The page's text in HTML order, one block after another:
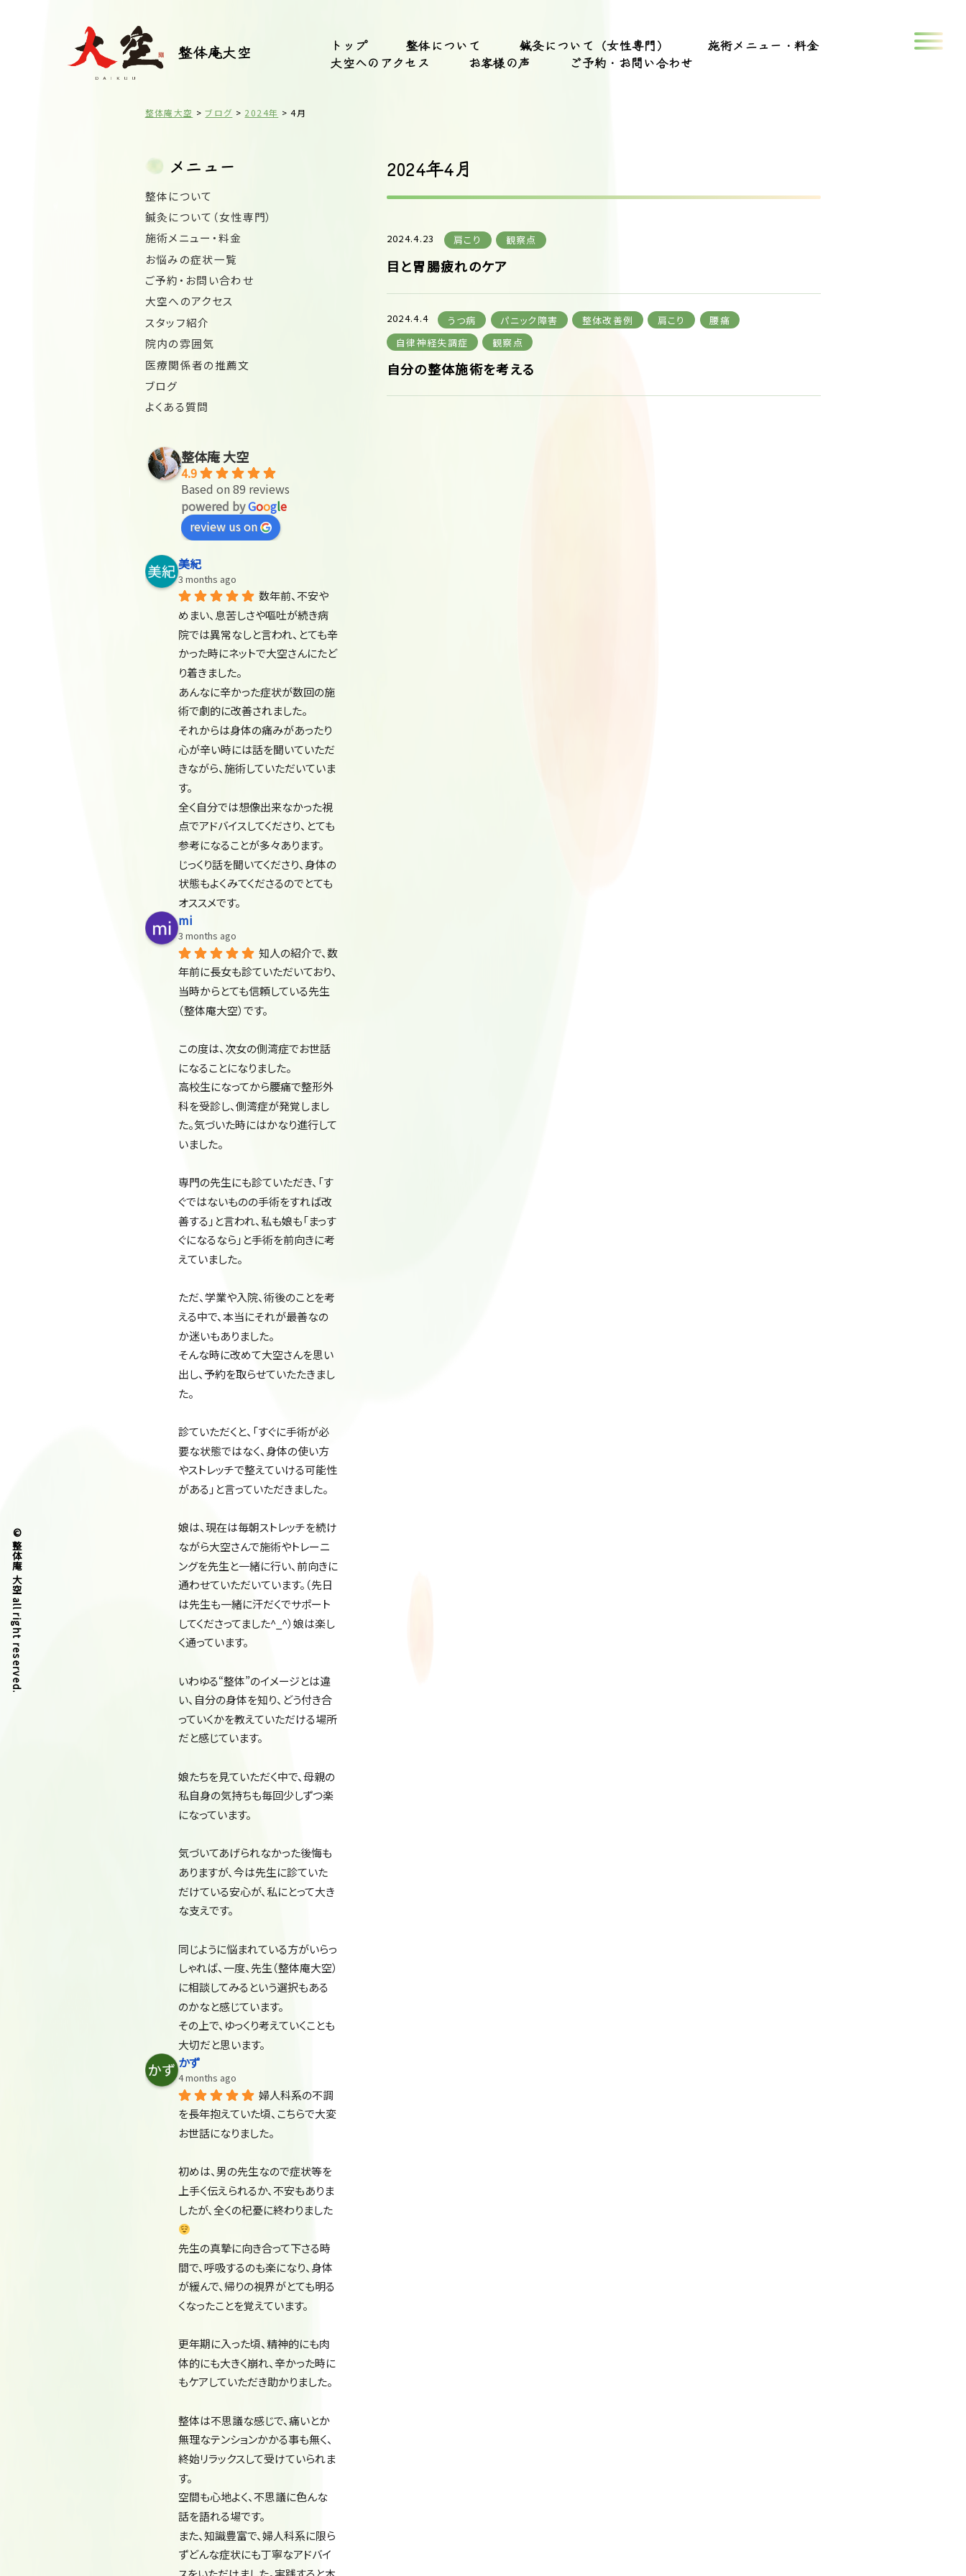
整体庵大空 トップ 整体について 鍼灸について（女性専門）
施術メニュー・料金
大空へのアクセス
お客様の声 ご予約・お問い合わせ
整体庵大空 >ブログ > 2024年 >4月
2024年4月
2024.4.23 肩こり 観察点
目と胃腸疲れのケア
2024.4.4 うつ病 パニック障害 整体改善例 肩こり
腰痛
自律神経失調症
観察点
自分の整体施術を考える
メニュー
整体について
鍼灸について（女性専門）
施術メニュー・料金
お悩みの症状一覧
ご予約・お問い合わせ
大空へのアクセス
スタッフ紹介
院内の雰囲気
医療関係者の推薦文
ブログ
よくある質問
整体庵 大空
4.9
Based on 89 reviews
powered byGoogle
review us on
美紀
3 months ago
数年前、不安や
めまい、息苦しさや嘔吐が続き病
院では異常なしと言われ、とても辛
かった時にネットで大空さんにたど
り着きました。
あんなに辛かった症状が数回の施
術で劇的に改善されました。
それからは身体の痛みがあったり
心が辛い時には話を聞いていただ
きながら、施術していただいていま
す。
全く自分では想像出来なかった視
点でアドバイスしてくださり、とても
参考になることが多々あります。
じっくり話を聞いてくださり、身体の
状態もよくみてくださるのでとても
オススメです。
mi
3 months ago
知人の紹介で、数
年前に長女も診ていただいており、
当時からとても信頼している先生
（整体庵大空）です。
この度は、次女の側湾症でお世話
になることになりました。
高校生になってから腰痛で整形外
科を受診し、側湾症が発覚しまし
た。気づいた時にはかなり進行して
いました。
専門の先生にも診ていただき、「す
ぐではないものの手術をすれば改
善する」と言われ、私も娘も「まっす
ぐになるなら」と手術を前向きに考
えていました。
ただ、学業や入院、術後のことを考
える中で、本当にそれが最善なの
か迷いもありました。
そんな時に改めて大空さんを思い
出し、予約を取らせていたたきまし
た。
診ていただくと、「すぐに手術が必
要な状態ではなく、身体の使い方
やストレッチで整えていける可能性
がある」と言っていただきました。
娘は、現在は毎朝ストレッチを続け
ながら大空さんで施術やトレーニ
ングを先生と一緒に行い、前向きに
通わせていただいています。（先日
は先生も一緒に汗だくでサポート
してくださってました^_^）娘は楽し
く通っています。
いわゆる“整体”のイメージとは違
い、自分の身体を知り、どう付き合
っていくかを教えていただける場所
だと感じています。
娘たちを見ていただく中で、母親の
私自身の気持ちも毎回少しずつ楽
になっています。
気づいてあげられなかった後悔も
ありますが、今は先生に診ていた
だけている安心が、私にとって大き
な支えです。
同じように悩まれている方がいらっ
しゃれば、一度、先生（整体庵大空）
に相談してみるという選択もある
のかなと感じています。
その上で、ゆっくり考えていくことも
大切だと思います。
かず
4 months ago
婦人科系の不調
を長年抱えていた頃、こちらで大変
お世話になりました。
初めは、男の先生なので症状等を
上手く伝えられるか、不安もありま
したが、全くの杞憂に終わりました
先生の真摯に向き合って下さる時
間で、呼吸するのも楽になり、身体
が緩んで、帰りの視界がとても明る
くなったことを覚えています。
更年期に入った頃、精神的にも肉
体的にも大きく崩れ、辛かった時に
もケアしていただき助かりました。
整体は不思議な感じで、痛いとか
無理なテンションかかる事も無く、
終始リラックスして受けていられま
す。
空間も心地よく、不思議に色んな
話を語れる場です。
また、知識豊富で、婦人科系に限ら
ずどんな症状にも丁寧なアドバイ
© 整体庵 大空 all right reserved.